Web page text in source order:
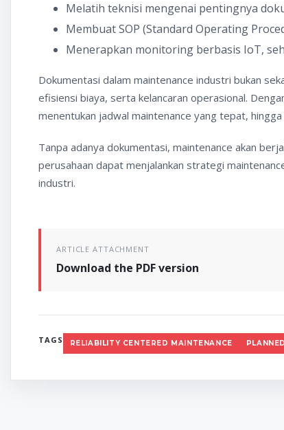
Melatih teknisi mengenai pentingnya
Membuat SOP (Standard Operating
Menerapkan monitoring berbasis IoT,
Dokumentasi dalam maintenance industri bukan
efisiensi biaya, serta kelancaran operasional.
menentukan jadwal maintenance yang tepat,
Tanpa adanya dokumentasi, maintenance akan
perusahaan dapat menjalankan strategi
industri.
ARTICLE ATTACHMENT
Download the PDF version
TAGS RELIABILITY CENTERED MAINTENANCE